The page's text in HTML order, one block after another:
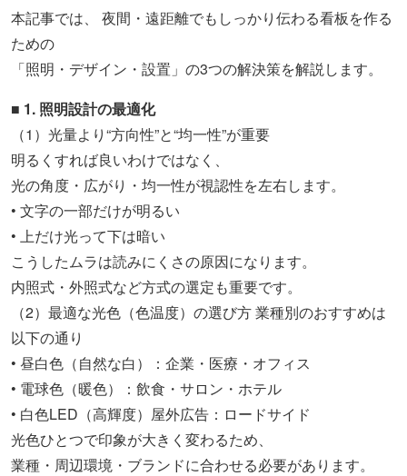
本記事では、 夜間・遠距離でもしっかり伝わる看板を作る
ための
「照明・デザイン・設置」の3つの解決策を解説します。
■ 1. 照明設計の最適化
（1）光量より“方向性”と“均一性”が重要
明るくすれば良いわけではなく、
光の角度・広がり・均一性が視認性を左右します。
• 文字の一部だけが明るい
• 上だけ光って下は暗い
こうしたムラは読みにくさの原因になります。
内照式・外照式など方式の選定も重要です。
（2）最適な光色（色温度）の選び方 業種別のおすすめは
以下の通り
• 昼白色（自然な白）：企業・医療・オフィス
• 電球色（暖色）：飲食・サロン・ホテル
• 白色LED（高輝度）屋外広告：ロードサイド
光色ひとつで印象が大きく変わるため、
業種・周辺環境・ブランドに合わせる必要があります。